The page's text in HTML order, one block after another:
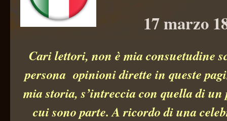
17 marzo
Cari lettori, non è mia consuetudine
persona opinioni dirette in queste
mia storia, s’intreccia con quella di un
cui sono parte. A ricordo di una